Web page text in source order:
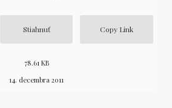
Stiahnuť Copy Link
78.61 KB
14. decembra 2011